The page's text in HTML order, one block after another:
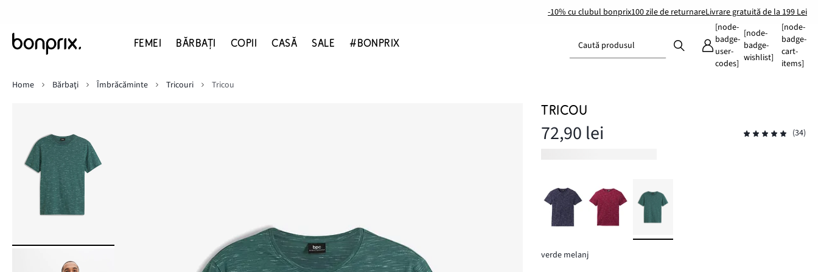
-10% cu clubul bonprix100 zile de returnareLivrare gratuită de la 199 Lei
FEMEI BĂRBAŢI COPII CASĂ SALE #BONPRIX Caută produsul
[node-
badge-
user-
codes]
[node-
badge-
wishlist]
[node-
badge-
cart-
items]
Home
Bărbaţi Îmbrăcăminte Tricouri Tricou
TRICOU
72,90 lei (34)
verde melanj